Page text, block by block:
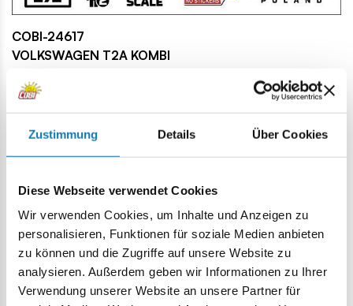
Zustimmung Details Über Cookies
Diese Webseite verwendet Cookies
Wir verwenden Cookies, um Inhalte und Anzeigen zu
personalisieren, Funktionen für soziale Medien anbieten
zu können und die Zugriffe auf unsere Website zu
analysieren. Außerdem geben wir Informationen zu Ihrer
Verwendung unserer Website an unsere Partner für
COBI-24617
VOLKSWAGEN T2A KOMBI
Der legendäre VW Bulli in Urlaubsstimmung! Das Set enthält
ein Automodell im Maßstab 1:35, Surferfiguren für den
Urlaubswahnsinn und viele Drucke. Außerdem gibt es ein
Mini-Diorama eines Strandes mit Palme, Pflanzen und
einem Lagerfeuer mit gebratenen Würstchen. Das Set
Tonbandgerät und weiteres Urlaubszubehör. Das kleine
Kätzchen, das die Touristen begleitet, ist ein süßes Detail,
das dieser Szene noch mehr Atmosphäre verleiht.